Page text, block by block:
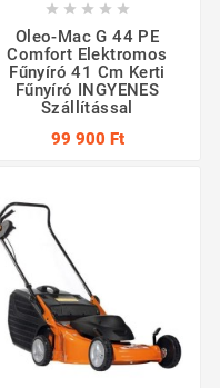
    
Oleo-Mac G 44 PE
Comfort Elektromos
Fűnyíró 41 Cm Kerti
Fűnyíró INGYENES
Szállítással
99 900 Ft